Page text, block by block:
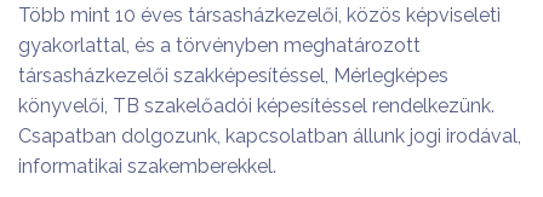
Több mint 10 éves társasházkezelői, közös képviseleti
gyakorlattal, és a törvényben meghatározott
társasházkezelői szakképesítéssel, Mérlegképes
könyvelői, TB szakelőadói képesítéssel rendelkezünk.
Csapatban dolgozunk, kapcsolatban állunk jogi irodával,
informatikai szakemberekkel.